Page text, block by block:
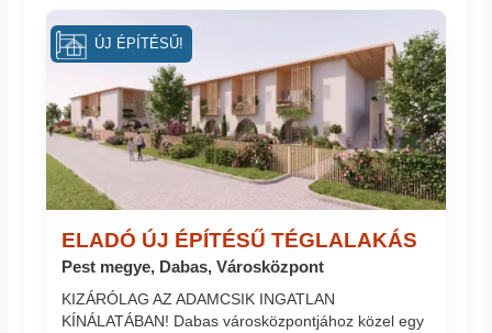
ELADÓ ÚJ ÉPÍTÉSŰ TÉGLALAKÁS
Pest megye, Dabas, Városközpont
KIZÁRÓLAG AZ ADAMCSIK INGATLAN
KÍNÁLATÁBAN! Dabas városközpontjához közel egy
ÚJ ÉPÍTÉSŰ!